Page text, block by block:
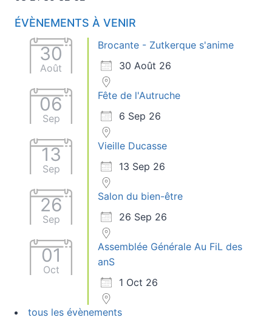
ÉVÈNEMENTS À VENIR
30
Août
Brocante - Zutkerque s'anime
30 Août 26
06
Sep
Fête de l'Autruche
6 Sep 26
13
Sep
Vieille Ducasse
13 Sep 26
26
Sep
Salon du bien-être
26 Sep 26
01
Oct
Assemblée Générale Au FiL des
anS
1 Oct 26
tous les évènements